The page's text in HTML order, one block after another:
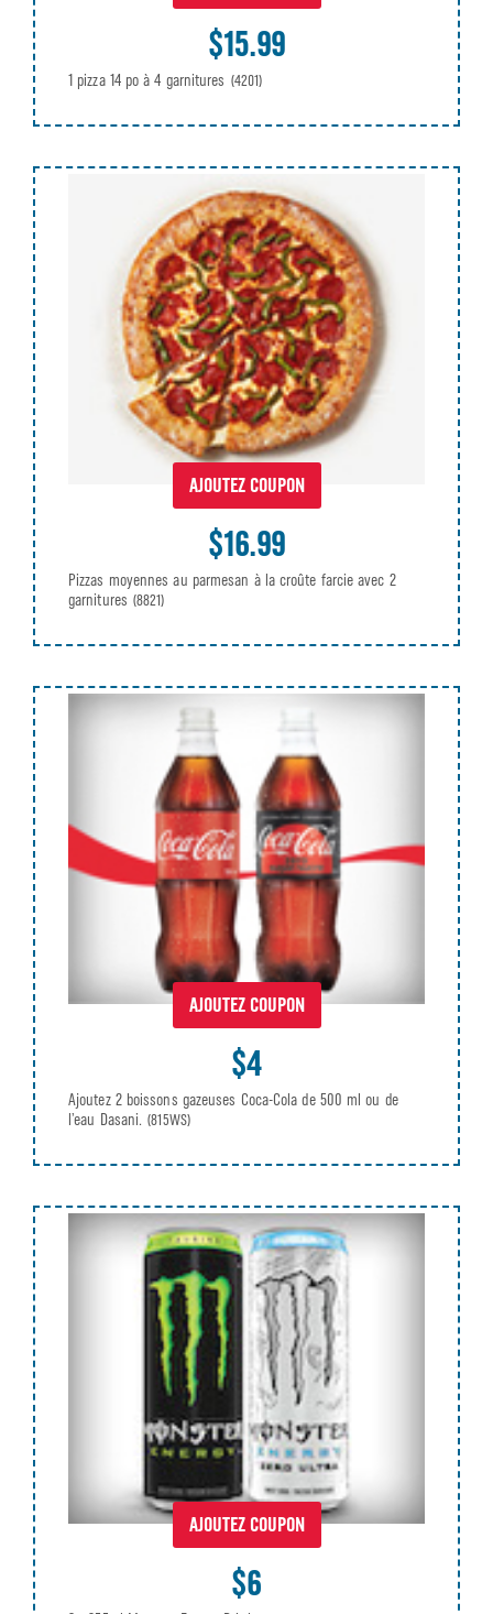
$15.99
1 pizza 14 po à 4 garnitures (4201)
AJOUTEZ COUPON
$16.99
Pizzas moyennes au parmesan à la croûte farcie avec 2
garnitures (8821)
AJOUTEZ COUPON
$4
Ajoutez 2 boissons gazeuses Coca-Cola de 500 ml ou de
l’eau Dasani. (815WS)
AJOUTEZ COUPON
$6